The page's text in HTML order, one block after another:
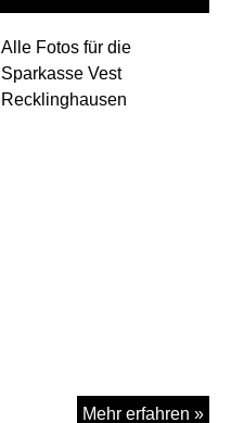
Alle Fotos für die
Sparkasse Vest
Recklinghausen
Mehr erfahren »